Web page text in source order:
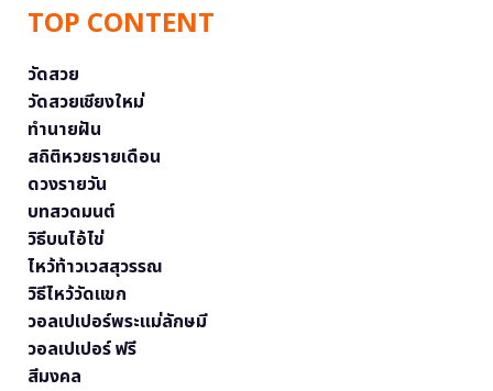
TOP CONTENT
วัดสวย
วัดสวยเชียงใหม่
ทำนายฝัน
สถิติหวยรายเดือน
ดวงรายวัน
บทสวดมนต์
วิธีบนไอ้ไข่
ไหว้ท้าวเวสสุวรรณ
วิธีไหว้วัดแขก
วอลเปเปอร์พระแม่ลักษมี
วอลเปเปอร์ ฟรี
สีมงคล